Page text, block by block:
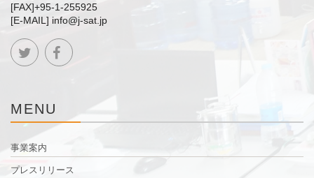
[FAX]+95-1-255925
[E-MAIL] info@j-sat.jp
MENU
事業案内
プレスリリース